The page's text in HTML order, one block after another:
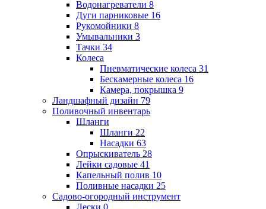
Водонагреватели 8
Дуги парниковые 16
Рукомойники 8
Умывальники 3
Тачки 34
Колеса
Пневматические колеса 31
Бескамерные колеса 16
Камера, покрышка 9
Ландшафный дизайн 79
Поливочный инвентарь
Шланги
Шланги 22
Насадки 63
Опрыскиватель 28
Лейки садовые 41
Капельный полив 10
Поливные насадки 25
Садово-огородный инструмент
Лески 0